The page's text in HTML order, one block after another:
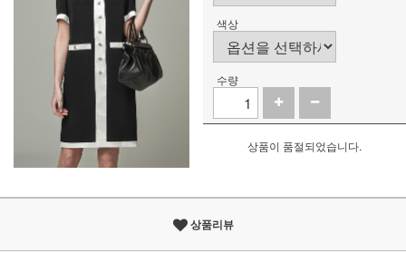
색상
수량
상품이 품절되었습니다.
상품리뷰